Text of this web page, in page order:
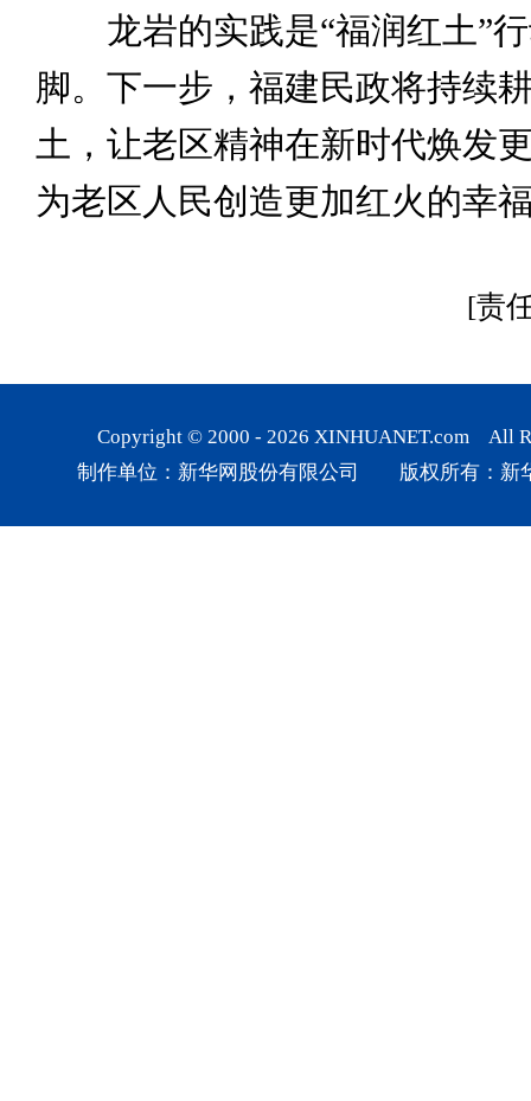
龙岩的实践是“福润红土”行
脚。下一步，福建民政将持续
土，让老区精神在新时代焕发
为老区人民创造更加红火的幸
[责
Copyright © 2000 - 2026 XINHUANET.com All
制作单位：新华网股份有限公司 版权所有：新